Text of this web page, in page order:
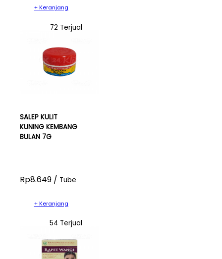
+ Keranjang
72 Terjual
SALEP KULIT
KUNING KEMBANG
BULAN 7G
Rp8.649 / Tube
+ Keranjang
54 Terjual